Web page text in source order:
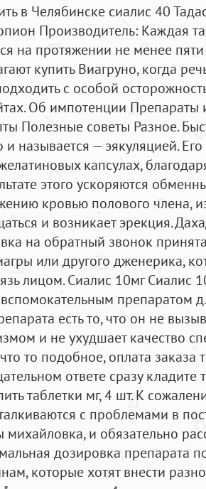
в Челябинске сиалис 40
Производитель: Каждая
на протяжении не менее
купить Виагруно, когда
с особой
Об импотенции Препараты
Полезные советы Разное.
называется — эякуляцией.
капсулах,
этого ускоряются
кровью полового члена,
и возникает эрекция.
на обратный звонок
или другого дженерика,
лицом. Сиалис 10мг Сиалис
препаратом
есть то, что он не
и не ухудшает качество
то подобное, оплата заказа
ответе сразу кладите
таблетки мг, 4 шт. К
с проблемами в
и обязательно
дозировка препарата
которые хотят внести